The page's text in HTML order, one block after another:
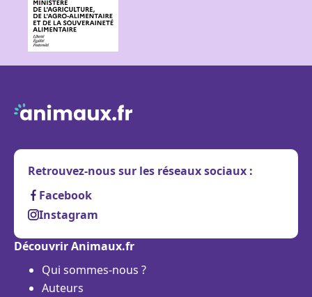
Retrouvez-nous sur les réseaux sociaux :
Facebook
Instagram
Découvrir Animaux.fr
Qui sommes-nous ?
Auteurs